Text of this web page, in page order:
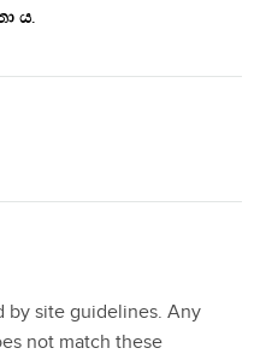
ය.
by site guidelines. Any
not match these